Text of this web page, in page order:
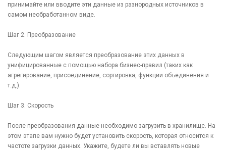
принимайте или вводите эти данные из разнородных источников в
самом необработанном виде.
Шаг 2. Преобразование
Следующим шагом является преобразование этих данных в
унифицированные с помощью набора бизнес-правил (таких как
агрегирование, присоединение, сортировка, функции объединения и
т.д.).
Шаг 3. Скорость
После преобразования данные необходимо загрузить в хранилище. На
этом этапе вам нужно будет установить скорость, которая относится к
частоте загрузки данных. Укажите, будете ли вы вставлять новые